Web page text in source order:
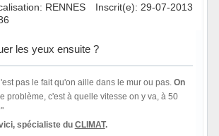
RENNES
Inscrit(e): 29-07-2013
les yeux ensuite ?
pas le fait qu'on aille dans le mur ou pas. On
problème, c'est à quelle vitesse on y va, à 50
spécialiste du CLIMAT.